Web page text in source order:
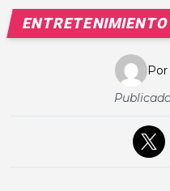
ENTRETENIMIENTO
Por